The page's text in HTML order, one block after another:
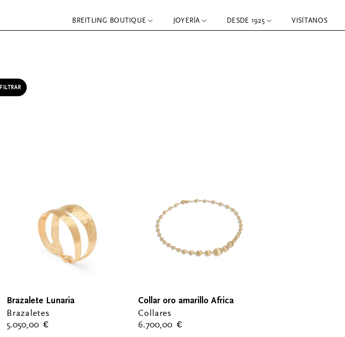
BREITLING BOUTIQUE JOYERÍA DESDE 1925 VISÍTANOS
FILTRAR
Brazaletes
Brazalete Lunaria
5.050,00 €
Collares
Collar oro amarillo Africa
6.700,00€